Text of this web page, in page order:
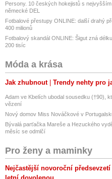
Persony. 10 českých hokejistů s
německé DEL
Fotbalové přestupy ONLINE: další drahý
400 milionů
Fotbalový skandál ONLINE: Šigut zná
200 tisíc
Móda a krása
Jak zhubnout Trendy nehty pro
Adam ve Kbelích ubodal sousedku (†90),
vězení
Nový domov Miss Nováčkové v
Bývalá parťačka Mareše a Hezuckého
měsíc se odmlčí
Pro ženy a maminky
Nejčastější novoroční předsevzetí